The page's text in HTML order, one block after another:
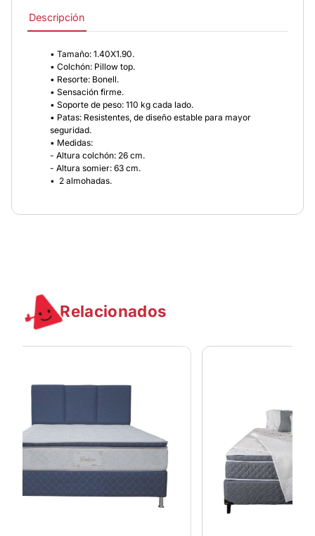
Descripción
• Tamaño: 1.40X1.90.
• Colchón: Pillow top.
• Resorte: Bonell.
• Sensación firme.
• Soporte de peso: 110 kg cada lado.
• Patas: Resistentes, de diseño estable para mayor
seguridad.
• Medidas:
- Altura colchón: 26 cm.
- Altura somier: 63 cm.
• 2 almohadas.
Relacionados
Comprá
18 x
O comprá